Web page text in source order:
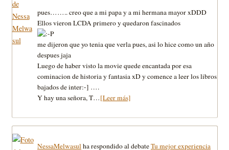
pues…….. creo que a mi papa y a mi hermana mayor xDDD
Ellos vieron LCDA primero y quedaron fascinados
me dijeron que yo tenia que verla pues, asi lo hice como un año
despues jaja
Luego de haber visto la movie quede encantada por esa
cominacion de historia y fantasia xD y comence a leer los libros
bajados de inter:-] ….
Y hay una señora, T…[Leer más]
NessaMelwasulha respondido al debateTu mejor experiencia